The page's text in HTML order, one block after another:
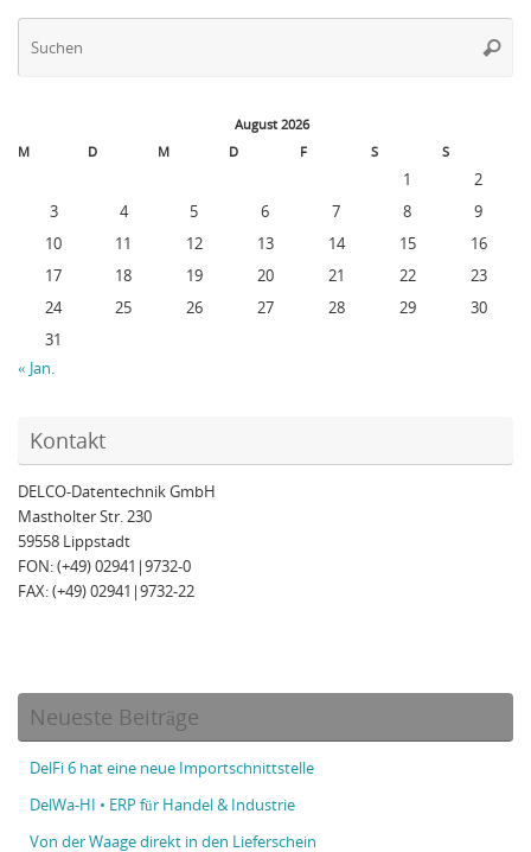
August 2026
M
D M D F S S
1
2
3
4 5 6 7 8
9
10
11 12 13 14 15
16
17
18 19 20 21 22
23
24
25 26 27 28 29
30
31
« Jan.
Kontakt
DELCO-Datentechnik GmbH
Mastholter Str. 230
59558 Lippstadt
FON: (+49) 02941|9732-0
FAX: (+49) 02941|9732-22
Neueste Beiträge
DelFi 6 hat eine neue Importschnittstelle
DelWa-HI • ERP für Handel & Industrie
Von der Waage direkt in den Lieferschein